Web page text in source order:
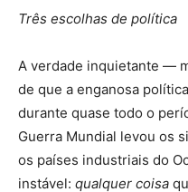
Três escolhas de política
A verdade inquietante —
de que a enganosa
durante quase todo o
Guerra Mundial levou os
os países industriais do
instável: qualquer coisa